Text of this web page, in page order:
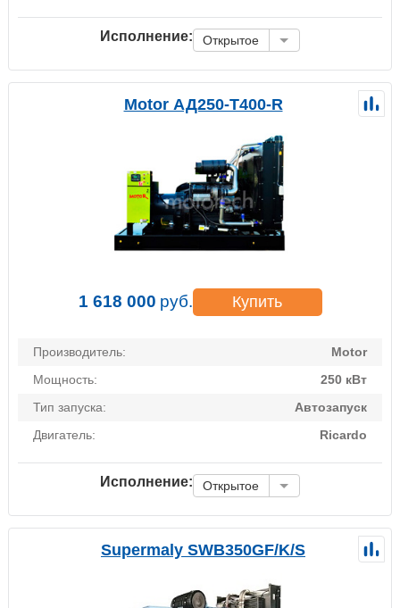
Исполнение: Открытое
Motor АД250-Т400-R
1 618 000 руб. Купить
Производитель:
Motor
Мощность:
250 кВт
Тип запуска:
Автозапуск
Двигатель:
Ricardo
Исполнение: Открытое
Supermaly SWB350GF/K/S